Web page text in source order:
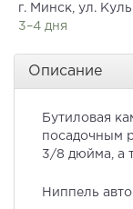
г. Минск, ул.
3–4 дня
Описание
Бутиловая
посадочным
3/8 дюйма, а
Ниппель